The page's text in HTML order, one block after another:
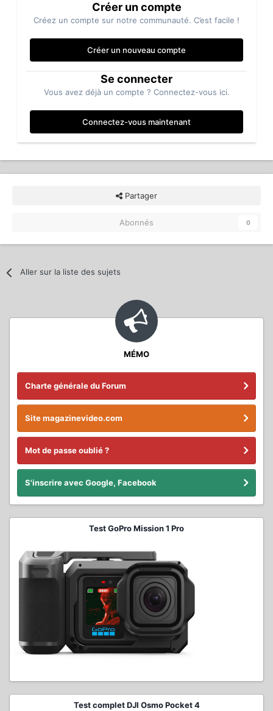
Créer un compte
Créez un compte sur notre communauté. C’est facile !
Créer un nouveau compte
Se connecter
Vous avez déjà un compte ? Connectez-vous ici.
Connectez-vous maintenant
Partager
Abonnés 0
Aller sur la liste des sujets
MÉMO
Charte générale du Forum
Site magazinevideo.com
Mot de passe oublié ?
S'inscrire avec Google, Facebook
Test GoPro Mission 1 Pro
Test complet DJI Osmo Pocket 4